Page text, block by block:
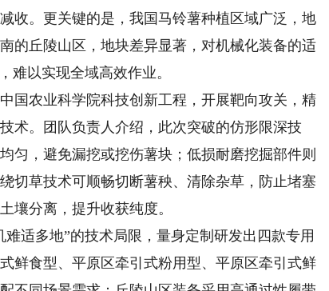
收。更关键的是，我国马铃薯种植区域广泛，地
丘陵山区，地块差异显著，对机械化装备的适
难以实现全域高效作业。
农业科学院科技创新工程，开展靶向攻关，精
术。团队负责人介绍，此次突破的仿形限深技
匀，避免漏挖或挖伤薯块；低损耐磨挖掘部件则
切草技术可顺畅切断薯秧、清除杂草，防止堵塞
壤分离，提升收获纯度。
多地”的技术局限，量身定制研发出四款专用
食型、平原区牵引式粉用型、平原区牵引式鲜